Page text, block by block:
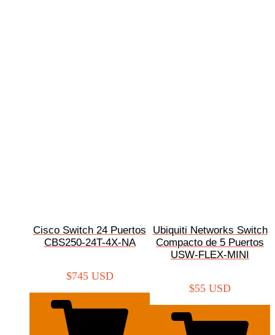
Cisco Switch 24 Puertos
CBS250-24T-4X-NA
$745 USD
Ubiquiti Networks Switch
Compacto de 5 Puertos
USW-FLEX-MINI
$55 USD